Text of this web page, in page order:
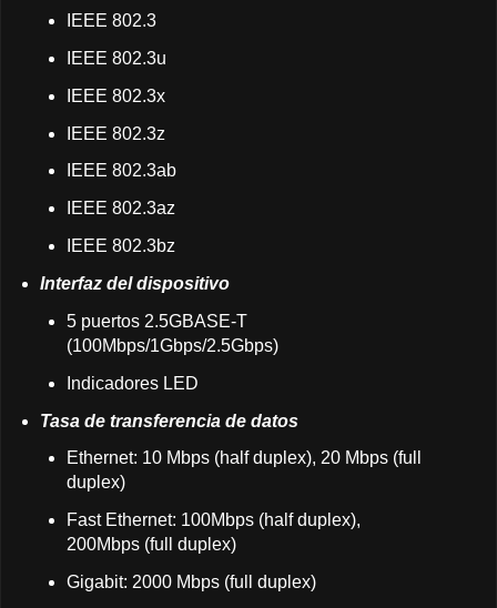
IEEE 802.3
IEEE 802.3u
IEEE 802.3x
IEEE 802.3z
IEEE 802.3ab
IEEE 802.3az
IEEE 802.3bz
Interfaz del dispositivo
5 puertos 2.5GBASE-T
(100Mbps/1Gbps/2.5Gbps)
Indicadores LED
Tasa de transferencia de datos
Ethernet: 10 Mbps (half duplex), 20 Mbps (full
duplex)
Fast Ethernet: 100Mbps (half duplex),
200Mbps (full duplex)
Gigabit: 2000 Mbps (full duplex)